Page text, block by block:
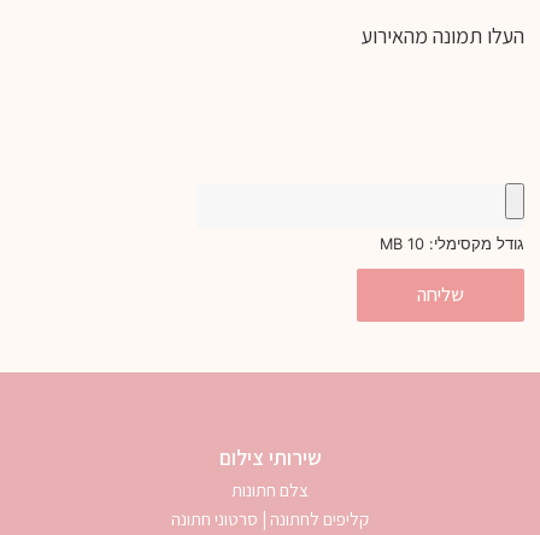
העלו תמונה מהאירוע
גודל מקסימלי: 10 MB
שליחה
שירותי צילום
צלם חתונות
קליפים לחתונה | סרטוני חתונה